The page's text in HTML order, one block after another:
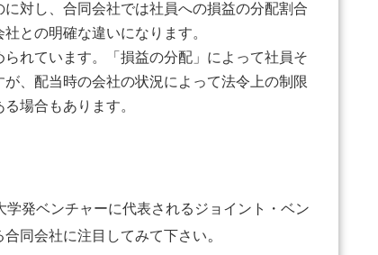
対し、合同会社では社員への損益の分配割合
との明確な違いになります。
れています。「損益の分配」によって社員そ
、配当時の会社の状況によって法令上の制限
場合もあります。
発ベンチャーに代表されるジョイント・ベン
同会社に注目してみて下さい。